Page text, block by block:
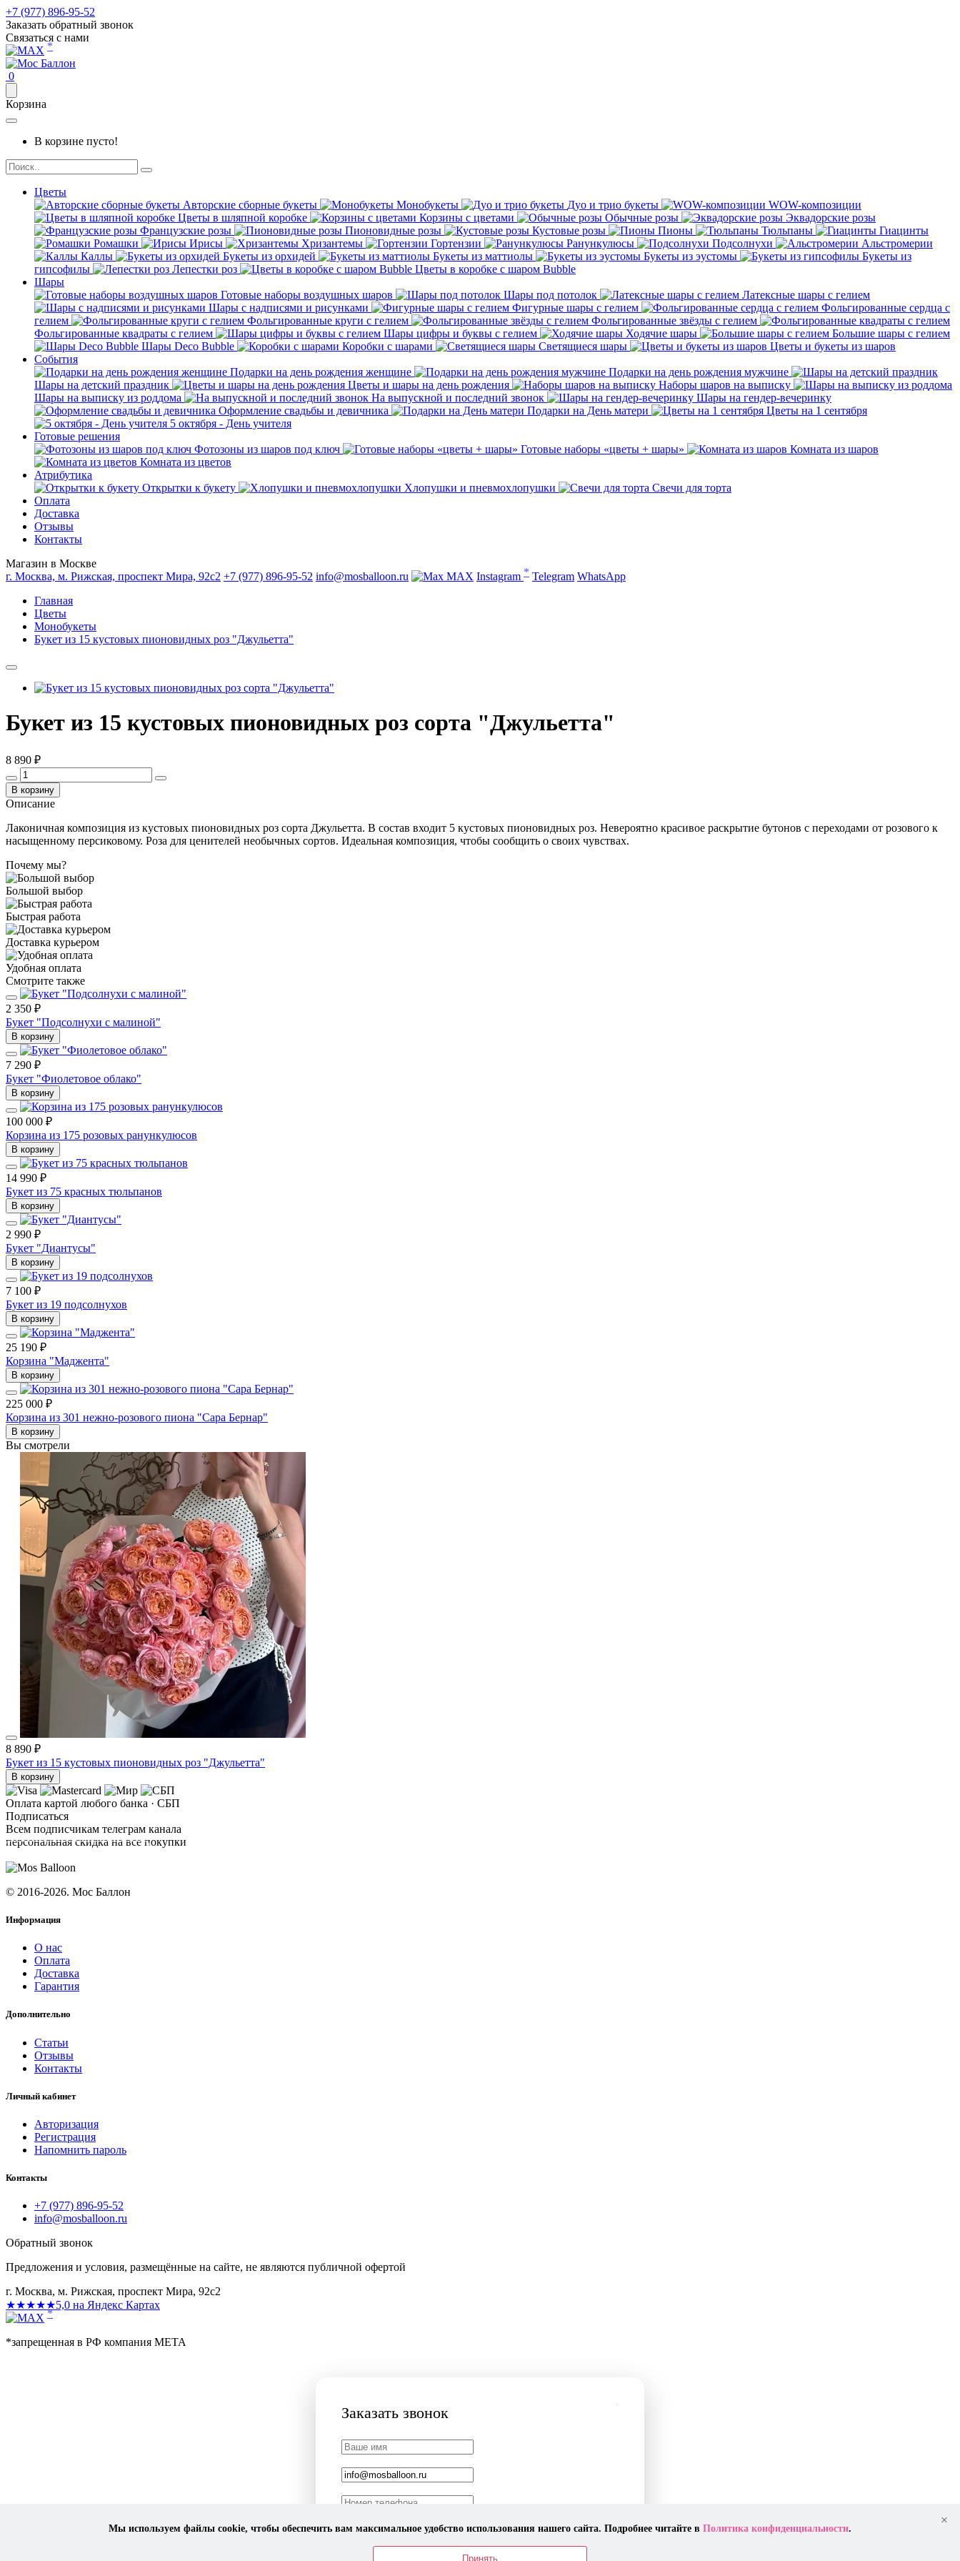
+7 (977) 896-95-52
Заказать обратный звонок
Связаться с нами
*
0
Корзина
В корзине пусто!
Цветы
Авторские сборные букеты
Монобукеты Дуо и трио букеты
WOW-композиции
Цветы в шляпной коробке
Корзины с цветами Обычные розы
Эквадорские розы
Французские розы
Пионовидные розы Кустовые розы Пионы Тюльпаны
Гиацинты
Ромашки
Ирисы Хризантемы Гортензии Ранункулюсы Подсолнухи
Альстромерии
Каллы
Букеты из орхидей Букеты из маттиолы Букеты из эустомы
Букеты из
гипсофилы
Лепестки роз
Цветы в коробке с шаром Bubble
Шары
Готовые наборы воздушных шаров
Шары под потолок
Латексные шары с гелием
Шары с надписями и рисунками
Фигурные шары с гелием
Фольгированные сердца с
гелием
Фольгированные круги с гелием
Фольгированные звёзды с гелием
Фольгированные квадраты с гелием
Шары цифры и буквы с гелием Ходячие шары
Большие шары с гелием
Шары Deco Bubble
Коробки с шарами Светящиеся шары
Цветы и букеты из шаров
События
Подарки на день рождения женщине
Подарки на день рождения мужчине
Шары на детский праздник
Цветы и шары на день рождения
Наборы шаров на выписку
Шары на выписку из роддома
На выпускной и последний звонок
Шары на гендер-вечеринку
Оформление свадьбы и девичника
Подарки на День матери
Цветы на 1 сентября
5 октября - День учителя
Готовые решения
Фотозоны из шаров под ключ
Готовые наборы «цветы + шары»
Комната из шаров
Комната из цветов
Атрибутика
Открытки к букету
Хлопушки и пневмохлопушки
Свечи для торта
Оплата
Доставка
Отзывы
Контакты
Магазин в Москве
г. Москва, м. Рижская, проспект Мира, 92с2 +7 (977) 896-95-52 info@mosballoon.ru MAX Instagram * Telegram WhatsApp
Главная
Цветы
Монобукеты
Букет из 15 кустовых пионовидных роз "Джульетта"
Букет из 15 кустовых пионовидных роз сорта "Джульетта"
8 890 ₽
В корзину
Описание
Лаконичная композиция из кустовых пионовидных роз сорта Джульетта. В состав входит 5 кустовых пионовидных роз. Невероятно красивое раскрытие бутонов с переходами от розового к
насыщенному персиковому. Роза для ценителей необычных сортов. Идеальная композиция, чтобы сообщить о своих чувствах.
Почему мы?
Большой выбор
Быстрая работа
Доставка курьером
Удобная оплата
Смотрите также
2 350 ₽
Букет "Подсолнухи с малиной"
В корзину
7 290 ₽
Букет "Фиолетовое облако"
В корзину
100 000 ₽
Корзина из 175 розовых ранункулюсов
В корзину
14 990 ₽
Букет из 75 красных тюльпанов
В корзину
2 990 ₽
Букет "Диантусы"
В корзину
7 100 ₽
Букет из 19 подсолнухов
В корзину
25 190 ₽
Корзина "Маджента"
В корзину
225 000 ₽
Корзина из 301 нежно-розового пиона "Сара Бернар"
В корзину
Вы смотрели
8 890 ₽
Букет из 15 кустовых пионовидных роз "Джульетта"
В корзину
Оплата картой любого банка · СБП
Подписаться
Всем подписчикам телеграм канала
персональная скидка на все покупки
© 2016-2026. Мос Баллон
Информация
О нас
Оплата
Доставка
Гарантия
Дополнительно
Статьи
Отзывы
Контакты
Личный кабинет
Авторизация
Регистрация
Напомнить пароль
Контакты
+7 (977) 896-95-52
info@mosballoon.ru
Обратный звонок
Предложения и условия, размещённые на сайте, не являются публичной офертой
г. Москва, м. Рижская, проспект Мира, 92с2
★★★★★5,0 на Яндекс Картах
*
*запрещенная в РФ компания МЕТА
Заказать звонок
Даюсогласиена обработку персональных данных в соответствии с
Мы используем файлы cookie, чтобы обеспечить вам максимальное удобство использования нашего сайта. Подробнее читайте в Политика конфиденциальности.
Принять
×